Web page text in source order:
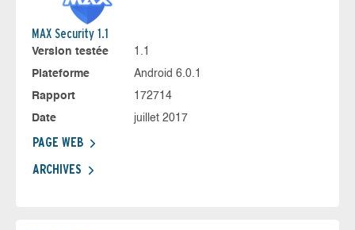
MAX Security 1.1
Version testée
1.1
Plateforme
Android 6.0.1
Rapport
172714
Date
juillet 2017
PAGE WEB
ARCHIVES